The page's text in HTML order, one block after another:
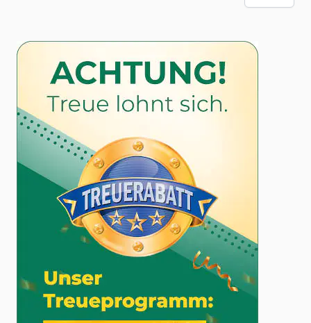
MSM-Präparate: Eine bequeme und sichere Lösung
Um einen Schwefelmangel auszugleichen und Ihre
Gesundheit optimal zu unterstützen, können Sie moderne
MSM-Nahrungsergänzungsmittel in Form von Kapseln,
Tabletten oder Pulver nutzen. Durch die Einnahme von
MSM-Präparaten stellen Sie sicher, dass Ihr Körper
ausreichend mit diesem wichtigen Vitalstoff versorgt ist.
Vorteile von MSM-Präparaten:
Hohe Bioverfügbarkeit: MSM in Form von
Nahrungsergänzungsmitteln wird gut vom Körper
aufgenommen und verwertet.
Einfache Dosierung und Anwendung: MSM-Kapseln, -
Tabletten und -Pulver bieten eine einfache und flexible
Möglichkeit, Ihren Schwefelbedarf zu decken.